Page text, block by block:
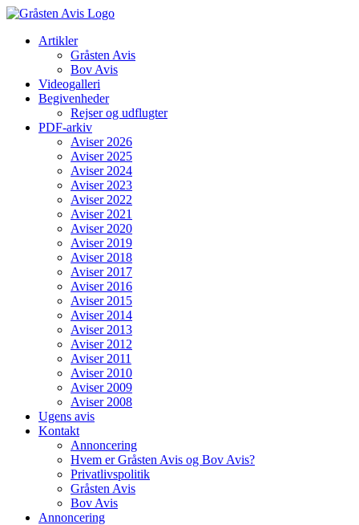
Skip
contentArtikler
Gråsten Avis
Bov Avis
Videogalleri
Begivenheder
Rejser og udflugter
PDF-arkiv
Aviser 2026
Aviser 2025
Aviser 2024
Aviser 2023
Aviser 2022
Aviser 2021
Aviser 2020
Aviser 2019
Aviser 2018
Aviser 2017
Aviser 2016
Aviser 2015
Aviser 2014
Aviser 2013
Aviser 2012
Aviser 2011
Aviser 2010
Aviser 2009
Aviser 2008
Ugens avis
Kontakt
Annoncering
Hvem er Gråsten Avis og Bov Avis?
Privatlivspolitik
Gråsten Avis
Bov Avis
Annoncering